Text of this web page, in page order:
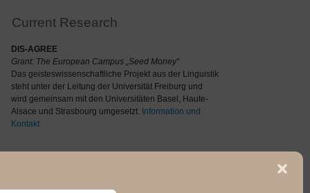
Current Research
DIS-AGREE
Grant: The European Campus „Seed Money“
Das geisteswissenschaftliche Projekt aus der Linguistik
steht unter der Leitung der Universität Freiburg und
wird gemeinsam mit den Universitäten Basel, Haute-
Alsace und Strasbourg umgesetzt. Information und
Kontakt